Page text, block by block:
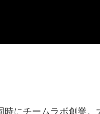
にチームラボ創業